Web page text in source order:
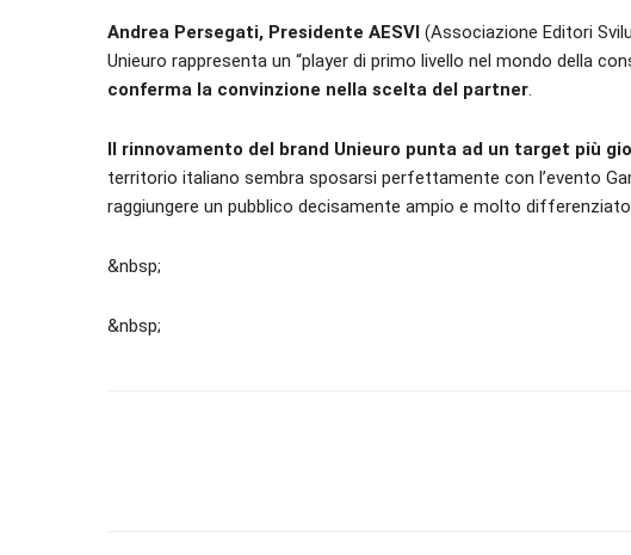
Andrea Persegati, Presidente AESVI (Associazione Editori
Unieuro rappresenta un “player di primo livello nel mondo della
conferma la convinzione nella scelta del partner.
Il rinnovamento del brand Unieuro punta ad un target più
territorio italiano sembra sposarsi perfettamente con l’evento
raggiungere un pubblico decisamente ampio e molto
&nbsp;
&nbsp;